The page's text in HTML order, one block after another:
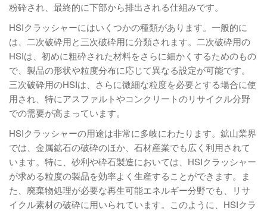
粉砕され、最終的に下部から排出される仕組みです。
HSIクラッシャーにはいくつかの種類があります。一般的に
は、二次破砕用と三次破砕用に分類されます。二次破砕用の
HSIは、初めに粗砕された材料をさらに細かくするためのもの
で、製品の形状や粒度分布に応じて異なる設定が可能です。
三次破砕用のHSIは、さらに微細な粒度を必要とする場合に使
用され、特にアスファルトやコンクリートのリサイクル分野
での需要が高まっています。
HSIクラッシャーの用途は非常に多岐にわたります。鉱山業界
では、金属鉱石の破砕のほか、石材産業でも広く利用されて
います。特に、砂利や砕石製造においては、HSIクラッシャー
が求める粒度の製品を効率よく生産することができます。ま
た、廃棄物処理が必要な再生可能エネルギー分野でも、リサ
イクル素材の破砕に用いられています。このように、HSIクラ